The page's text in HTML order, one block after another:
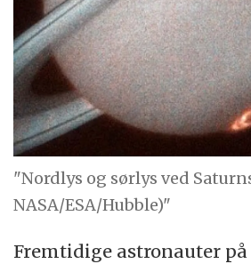
"Nordlys og sørlys ved
NASA/ESA/Hubble)"
Fremtidige astronauter på